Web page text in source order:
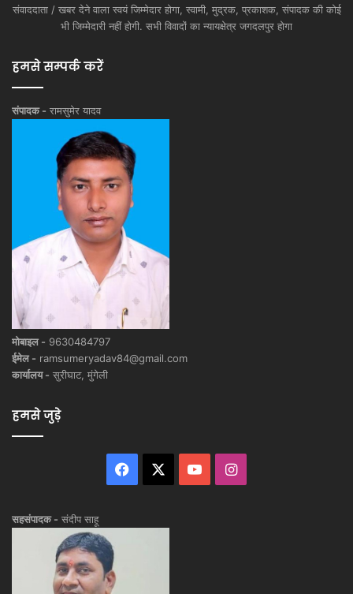
संवाददाता / खबर देने वाला स्वयं जिम्मेदार होगा, स्वामी, मुद्रक, प्रकाशक, संपादक की कोई
भी जिम्मेदारी नहीं होगी. सभी विवादों का न्यायक्षेत्र जगदलपुर होगा
हमसे सम्पर्क करें
संपादक - रामसुमेर यादव
मोबाइल - 9630484797
ईमेल - ramsumeryadav84@gmail.com
कार्यालय - सुरीघाट, मुंगेली
हमसे जुड़े
Facebook YouTubeInstagram
सहसंपादक - संदीप साहू